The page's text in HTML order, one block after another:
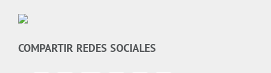
COMPARTIR REDES SOCIALES